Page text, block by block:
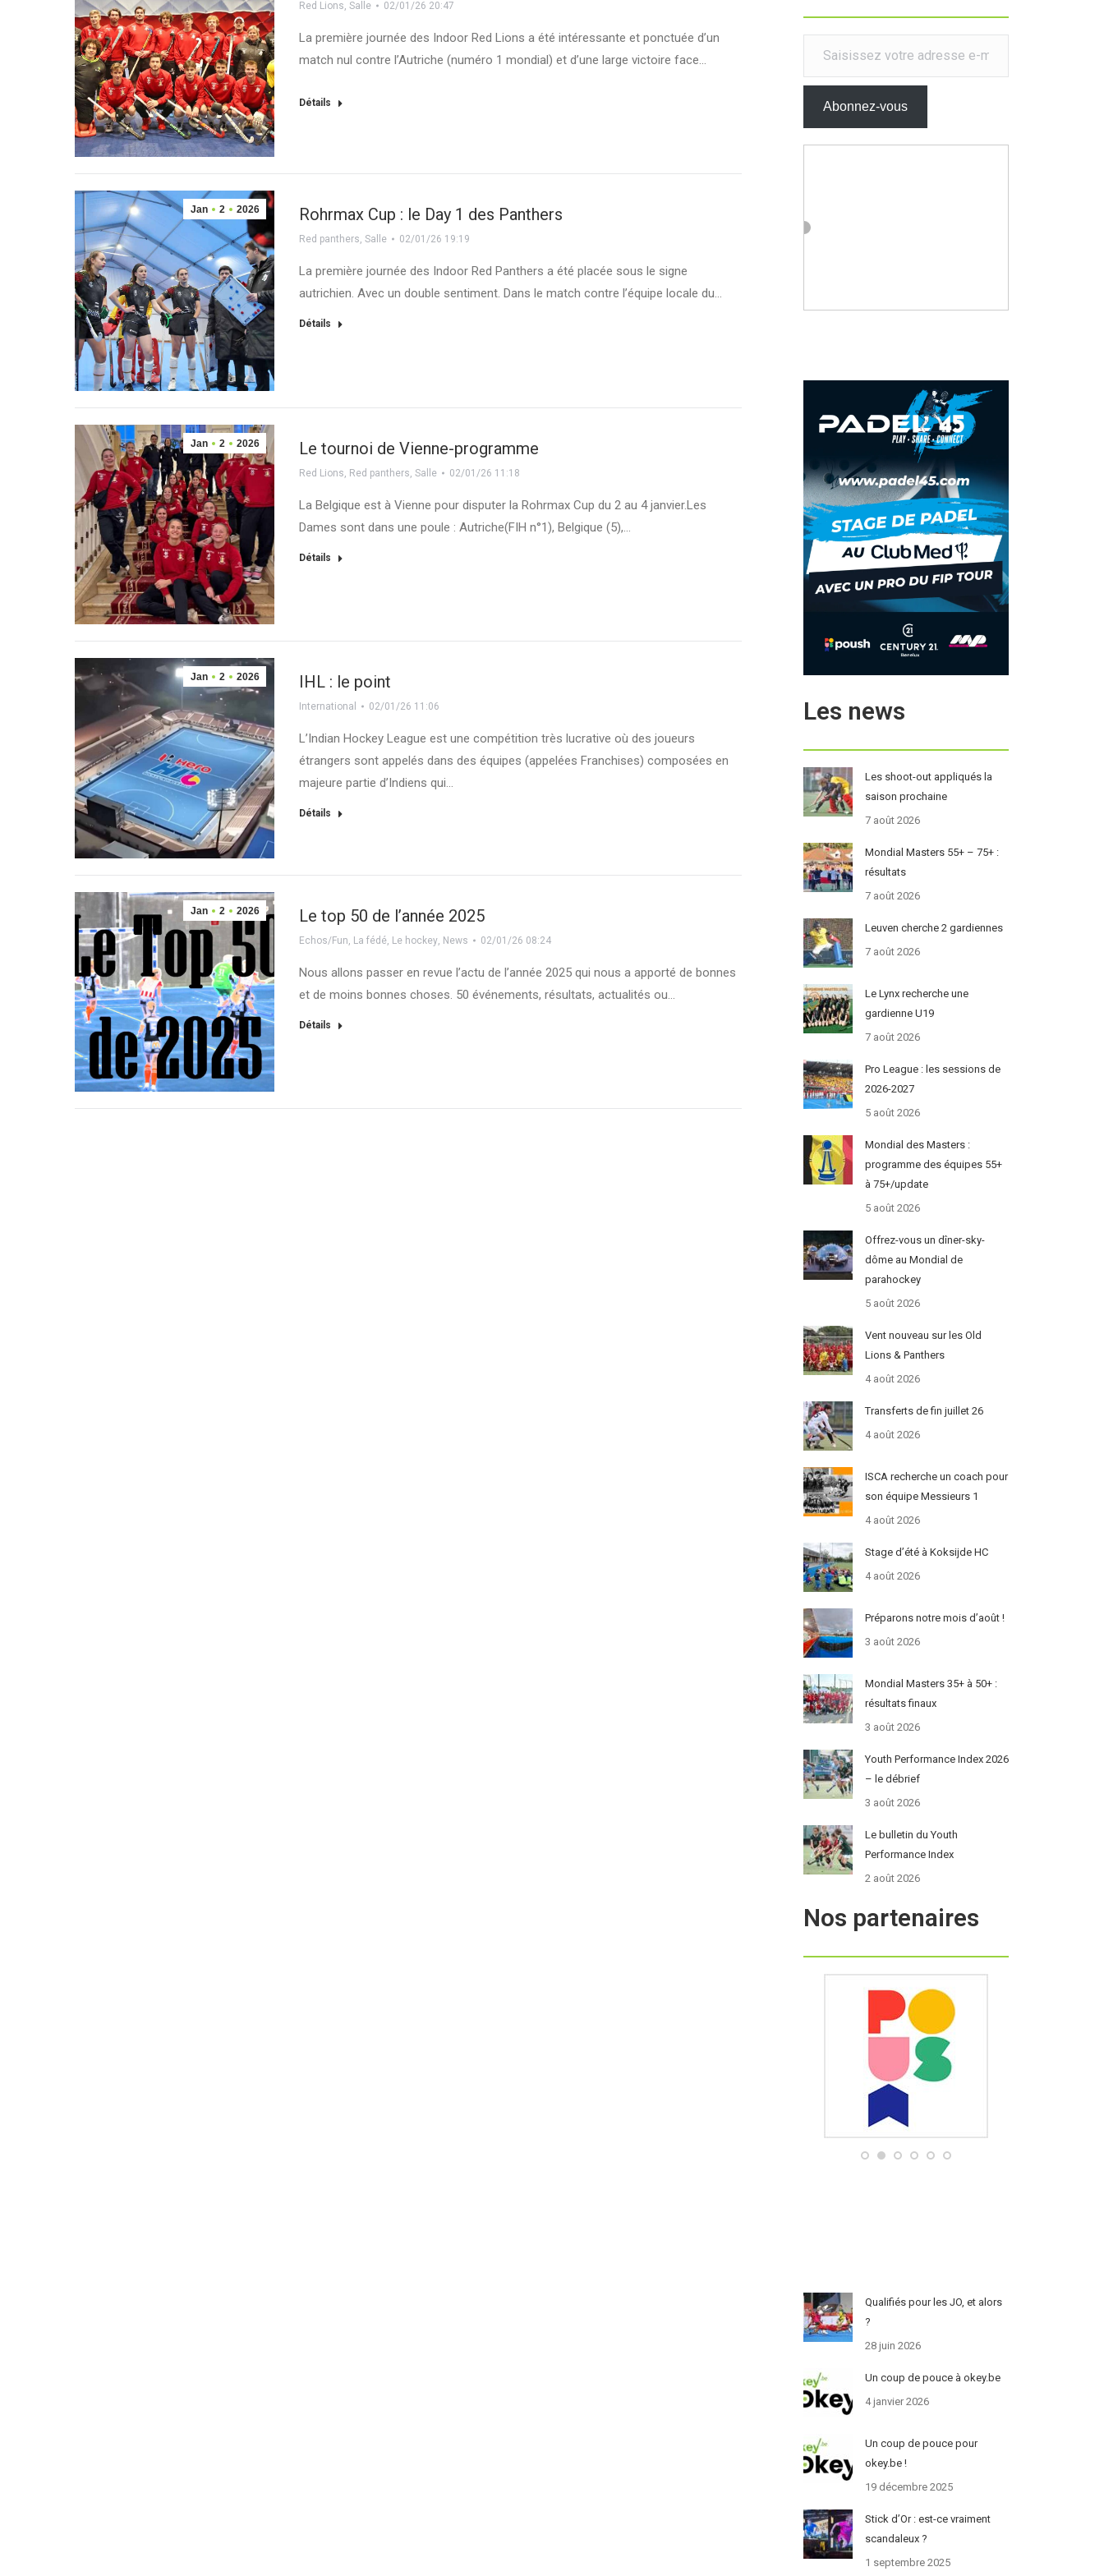
Red Lions,Salle 02/01/26 20:47
La première journée des Indoor Red Lions a été intéressante et ponctuée d’un
match nul contre l’Autriche (numéro 1 mondial) et d’une large victoire face…
Détails
Jan 2 2026 Rohrmax Cup : le Day 1 des Panthers
Red panthers,Salle 02/01/26 19:19
La première journée des Indoor Red Panthers a été placée sous le signe
autrichien. Avec un double sentiment. Dans le match contre l’équipe locale du…
Détails
Jan 2 2026 Le tournoi de Vienne-programme
Red Lions, Red panthers,Salle 02/01/26 11:18
La Belgique est à Vienne pour disputer la Rohrmax Cup du 2 au 4 janvier.Les
Dames sont dans une poule : Autriche(FIH n°1), Belgique (5),…
Détails
Jan 2 2026 IHL : le point
International 02/01/26 11:06
L’Indian Hockey League est une compétition très lucrative où des joueurs
étrangers sont appelés dans des équipes (appelées Franchises) composées en
majeure partie d’Indiens qui…
Détails
Jan 2 2026 Le top 50 de l’année 2025
Echos/Fun, La fédé, Le hockey, News 02/01/26 08:24
Nous allons passer en revue l’actu de l’année 2025 qui nous a apporté de bonnes
et de moins bonnes choses. 50 événements, résultats, actualités ou…
Détails
Saisissez votre adresse e-mail…
Abonnez-vous
Les news
Les shoot-out appliqués la
saison prochaine
7 août 2026
Mondial Masters 55+ – 75+ :
résultats
7 août 2026
Leuven cherche 2 gardiennes
7 août 2026
Le Lynx recherche une
gardienne U19
7 août 2026
Pro League : les sessions de
2026-2027
5 août 2026
Mondial des Masters :
programme des équipes 55+
à 75+/update
5 août 2026
Offrez-vous un dîner-sky-
dôme au Mondial de
parahockey
5 août 2026
Vent nouveau sur les Old
Lions & Panthers
4 août 2026
Transferts de fin juillet 26
4 août 2026
ISCA recherche un coach pour
son équipe Messieurs 1
4 août 2026
Stage d’été à Koksijde HC
4 août 2026
Préparons notre mois d’août !
3 août 2026
Mondial Masters 35+ à 50+ :
résultats finaux
3 août 2026
Youth Performance Index 2026
– le débrief
3 août 2026
Le bulletin du Youth
Performance Index
2 août 2026
Nos partenaires
Qualifiés pour les JO, et alors
?
28 juin 2026
Un coup de pouce à okey.be
4 janvier 2026
Un coup de pouce pour
okey.be !
19 décembre 2025
Stick d’Or : est-ce vraiment
scandaleux ?
1 septembre 2025